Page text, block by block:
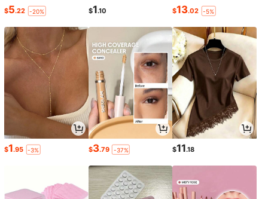
$5.22 -20% $1.10 $13.02 -5%
$1.95 -3% $3.79 -37% $11.18